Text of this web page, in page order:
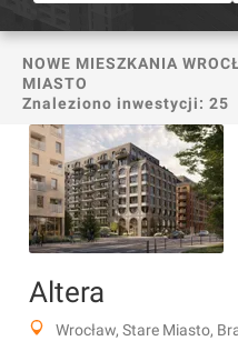
NOWE MIESZKANIA
MIASTO
Znaleziono inwestycji: 25
Altera
Wrocław, Stare Miasto,